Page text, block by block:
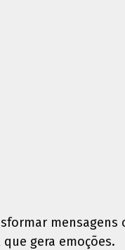
mensagens
gera emoções.